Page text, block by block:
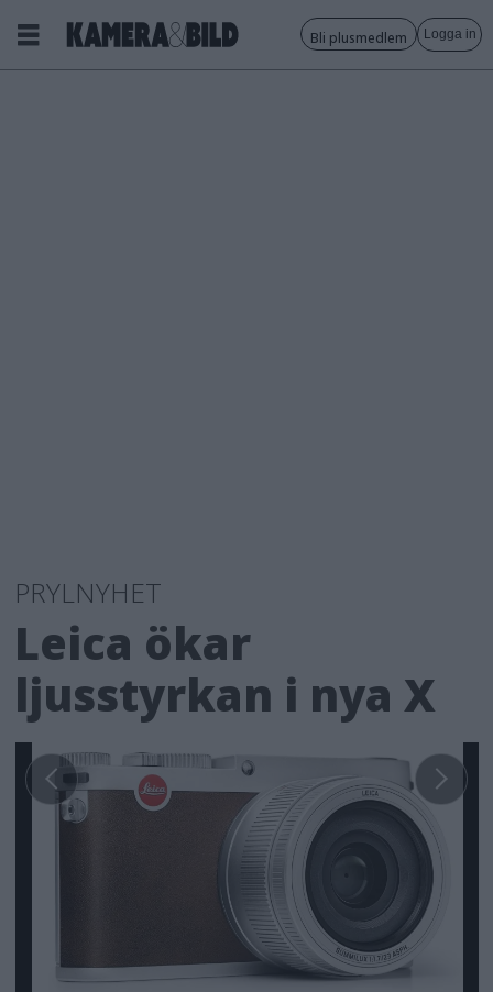
Bli plusmedlem Logga in
PRYLNYHET
Leica ökar
ljusstyrkan i nya X